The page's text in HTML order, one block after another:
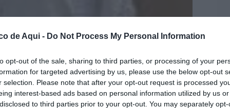
de Aqui - Do Not Process My Personal Information
opt-out of the sale, sharing to third parties, or processing of your
for targeted advertising by us, please use the below opt-out
selection. Please note that after your opt-out request is processed
interest-based ads based on personal information utilized by us
to third parties prior to your opt-out. You may separately
fuente preferida de Google de forma gratuita.